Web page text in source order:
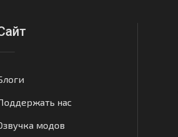
нас
модов